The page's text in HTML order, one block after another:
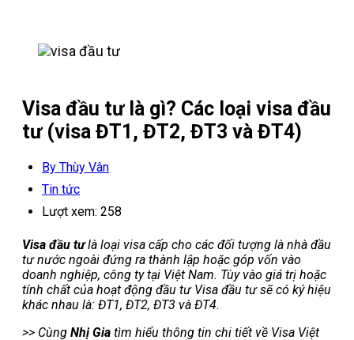
Visa đầu tư là gì? Các loại visa đầu
tư (visa ĐT1, ĐT2, ĐT3 và ĐT4)
By Thùy Vân
Tin tức
Lượt xem: 258
Visa đầu tưlà loại visa cấp cho các đối tượng là nhà đầu
tư nước ngoài đứng ra thành lập hoặc góp vốn vào
doanh nghiệp, công ty tại Việt Nam. Tùy vào giá trị hoặc
tính chất của hoạt động đầu tư Visa đầu tư sẽ có ký hiệu
khác nhau là: ĐT1, ĐT2, ĐT3 và ĐT4.
>> Cùng Nhị Gia tìm hiểu thông tin chi tiết về Visa Việt